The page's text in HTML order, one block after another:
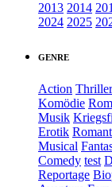
2013 2014
2024 2025
GENRE
Action Thriller
Komödie
Musik
Erotik
Musical
Comedy test
Reportage